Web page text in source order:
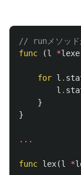
// runメソッド
func
(l *
for l .
l .
}
}
...
func lex(l *